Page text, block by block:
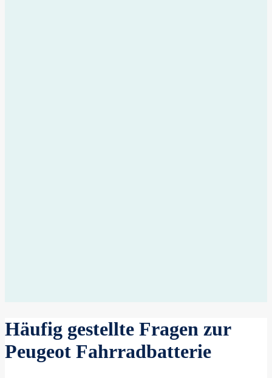
Häufig gestellte Fragen zur
Peugeot Fahrradbatterie